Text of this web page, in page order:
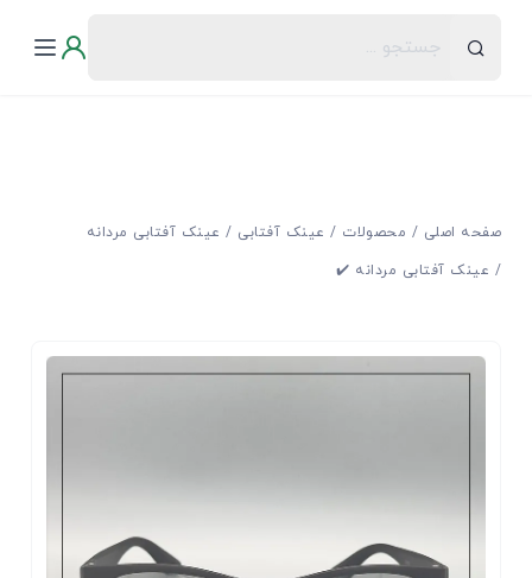
صفحه اصلی محصولات عینک آفتابی
عینک آفتابی مردانه
عینک آفتابی مردانه ✔️